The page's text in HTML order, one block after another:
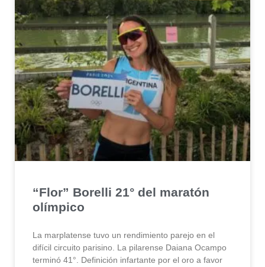
“Flor” Borelli 21° del maratón
olímpico
La marplatense tuvo un rendimiento parejo en el
difícil circuito parisino. La pilarense Daiana Ocampo
terminó 41°. Definición infartante por el oro a favor